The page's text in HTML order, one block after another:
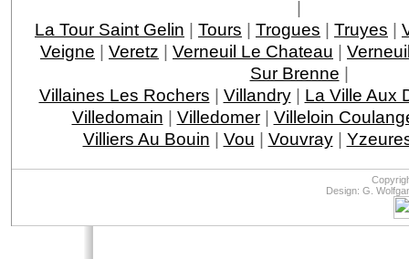
|
La Tour Saint Gelin | Tours | Trogues | Truyes |
Veigne | Veretz | Verneuil Le Chateau |
Sur Brenne |
Villaines Les Rochers | Villandry| La Ville Aux
Villedomain | Villedomer| Villeloin
Villiers Au Bouin | Vou | Vouvray|
Design: G.